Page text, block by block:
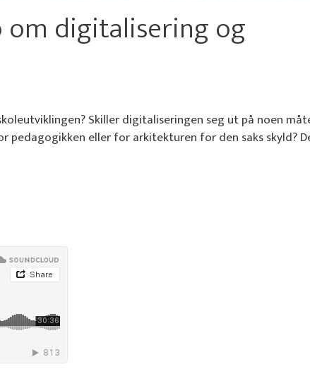
om digitalisering og
Skiller digitaliseringen seg ut på noen
eller for arkitekturen for den saks skyld?